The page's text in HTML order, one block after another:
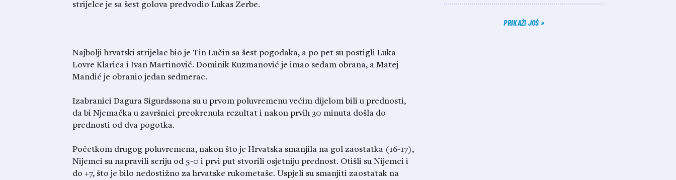
strijelce je sa šest golova predvodio Lukas Zerbe.
Najbolji hrvatski strijelac bio je Tin Lučin sa šest pogodaka, a po pet su postigli Luka
Lovre Klarica i Ivan Martinović. Dominik Kuzmanović je imao sedam obrana, a Matej
Mandić je obranio jedan sedmerac.
Izabranici Dagura Sigurdssona su u prvom poluvremenu većim dijelom bili u prednosti,
da bi Njemačka u završnici preokrenula rezultat i nakon prvih 30 minuta došla do
prednosti od dva pogotka.
Početkom drugog poluvremena, nakon što je Hrvatska smanjila na gol zaostatka (16-17),
Nijemci su napravili seriju od 5-0 i prvi put stvorili osjetniju prednost. Otišli su Nijemci i
do +7, što je bilo nedostižno za hrvatske rukometaše. Uspjeli su smanjiti zaostatak na
PRIKAŽI JOŠ